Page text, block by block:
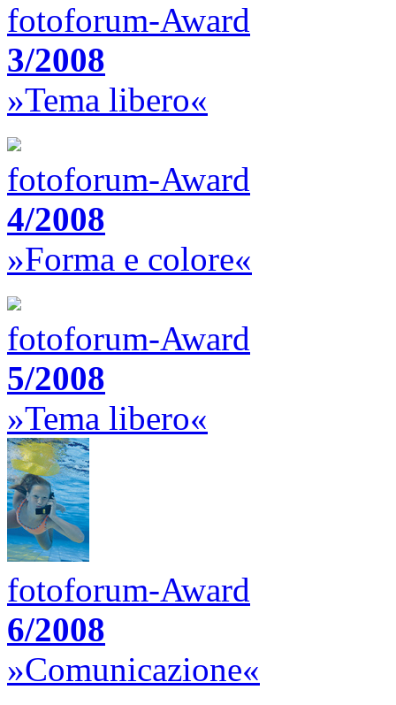
fotoforum-Award
3/2008
»Tema libero«
fotoforum-Award
4/2008
»Forma e colore«
fotoforum-Award
5/2008
»Tema libero«
fotoforum-Award
6/2008
»Comunicazione«